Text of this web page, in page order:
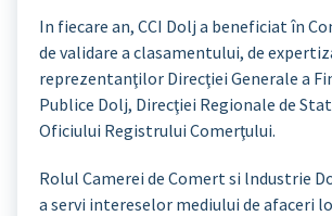
In fiecare an, CCI Dolj a beneficiat în
de validare a clasamentului, de
reprezentanţilor Direcţiei Generale a
Publice Dolj, Direcţiei Regionale de
Oficiului Registrului Comerţului.
Rolul Camerei de Comert si lndustrie
a servi intereselor mediului de afaceri